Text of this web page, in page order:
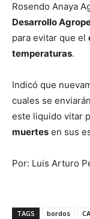
Rosendo Anaya
Desarrollo
para evitar que el
temperaturas.
Indicó que
cuales se
este liquido vitar
muertes en sus
Por: Luis Arturo
TAGS bordos